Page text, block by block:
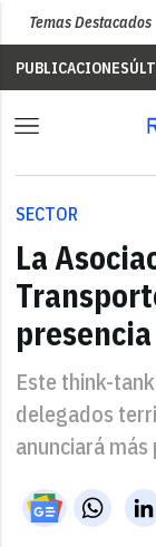
Temas Destacados
PUBLICACIONES
SECTOR
La
Este think-
delegados
anunciará